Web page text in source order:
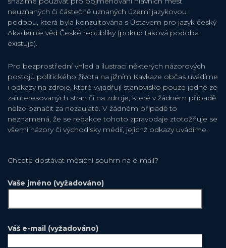
neuznaných či částečně uznaných území jazykovou
podobu, která byla konzultována s Ústavem pro jazyk český
Akademie věd České republiky (pokud taková podoba
existuje).
Pro bezprostřední vhled a ilustraci některých názorových
postojů politického života na jižním Kavkaze občas uvádíme
i odkazy na zdroje, které vyjadřují stanovisko pouze jedné ze
zainteresovaných stran či na zdroje, které v žádném případě
nelze označit za nezaujaté. V žádném případě to
neznamená, že se redakce tohoto zpravodaje ztotožňuje se
všemi názory či východisky médií, jejichž odkazy uvádíme.
Chcete dostávat měsiční souhrn na e-mail?
Vaše jméno (vyžadováno)
Váš e-mail (vyžadováno)